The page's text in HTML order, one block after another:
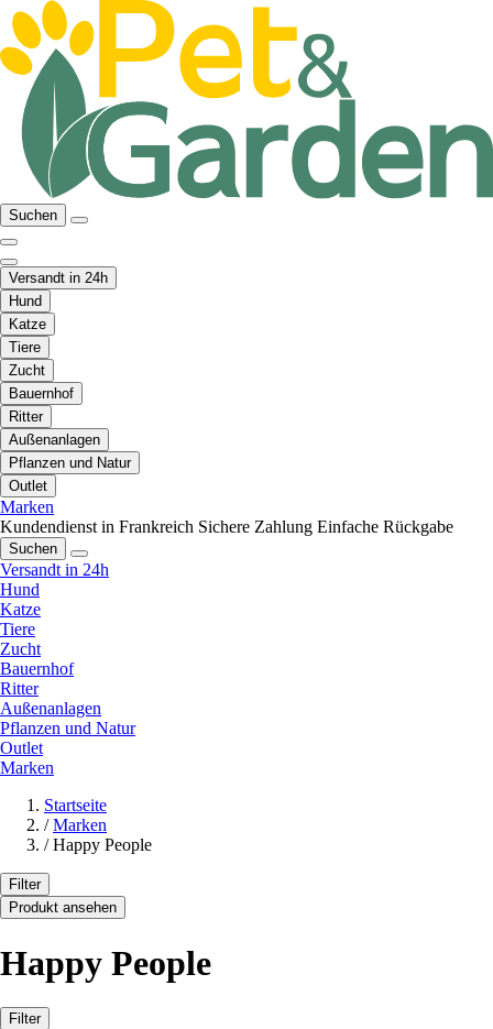
Suchen
Versandt in 24h
Hund
Katze
Tiere
Zucht
Bauernhof
Ritter
Außenanlagen
Pflanzen und Natur
Outlet
Marken
Kundendienst in Frankreich Sichere Zahlung Einfache Rückgabe
Suchen
Versandt in 24h
Hund
Katze
Tiere
Zucht
Bauernhof
Ritter
Außenanlagen
Pflanzen und Natur
Outlet
Marken
Startseite
/ Marken
/ Happy People
Filter
Produkt ansehen
Happy People
Filter